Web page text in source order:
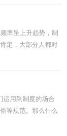
率呈上升趋势，制
定，大部分人都对
运用到制度的场合
等规范。那么什么